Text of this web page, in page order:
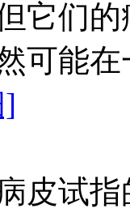
它们
可能
皮试